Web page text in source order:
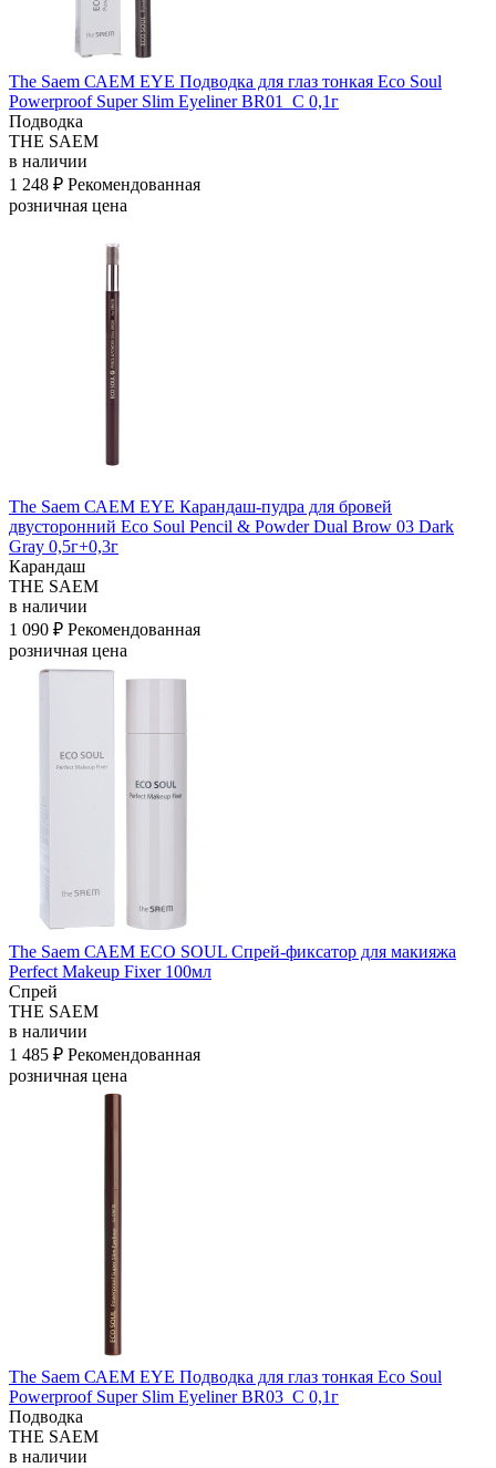
The Saem САЕМ EYE Подводка для глаз тонкая Eco Soul
Powerproof Super Slim Eyeliner BR01_C 0,1г
Подводка
THE SAEM
в наличии
1 248 ₽ Рекомендованная
розничная цена
The Saem САЕМ EYE Карандаш-пудра для бровей
двусторонний Eco Soul Pencil & Powder Dual Brow 03 Dark
Gray 0,5г+0,3г
Карандаш
THE SAEM
в наличии
1 090 ₽ Рекомендованная
розничная цена
The Saem САЕМ ECO SOUL Спрей-фиксатор для макияжа
Perfect Makeup Fixer 100мл
Спрей
THE SAEM
в наличии
1 485 ₽ Рекомендованная
розничная цена
The Saem САЕМ EYE Подводка для глаз тонкая Eco Soul
Powerproof Super Slim Eyeliner BR03_C 0,1г
Подводка
THE SAEM
в наличии